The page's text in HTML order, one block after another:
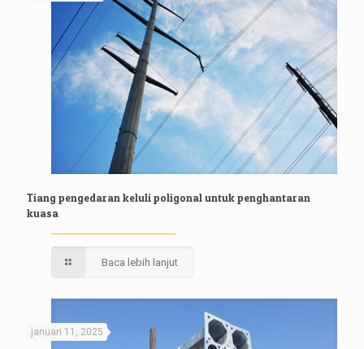
Tiang pengedaran keluli poligonal untuk penghantaran
kuasa
Baca lebih lanjut
januari 11, 2025